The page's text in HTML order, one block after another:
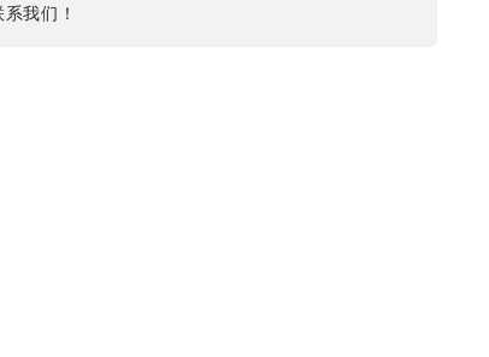
我们！